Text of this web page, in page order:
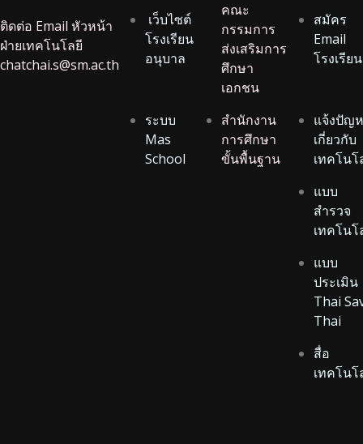
ติดต่อ Email หัวหน้า
ฝ่ายเทคโนโลยี
chatchai.s@sm.ac.th
เว็บไซต์
โรงเรียน
อนุบาล
คณะ
กรรมการ
ส่งเสริมการ
ศึกษา
เอกชน
สมัคร
Email
โรงเรียน
ระบบ
Mas
School
สำนักงาน
การศึกษา
ขั้นพื้นฐาน
แจ้งปัญ
เกี่ยวกับ
เทคโนโ
แบบ
สำรวจ
เทคโนโ
แบบ
ประเมิน
Thai
Thai
สื่อ
เทคโนโ